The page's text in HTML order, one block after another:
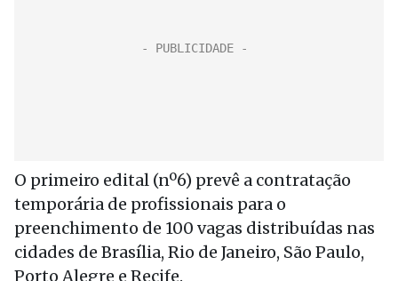
O primeiro edital (nº6) prevê a contratação
temporária de profissionais para o
preenchimento de 100 vagas distribuídas nas
cidades de Brasília, Rio de Janeiro, São Paulo,
Porto Alegre e Recife.